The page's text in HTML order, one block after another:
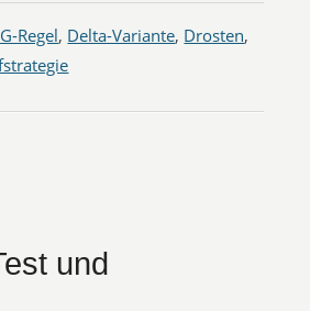
Regel, Delta-Variante, Drosten,
und